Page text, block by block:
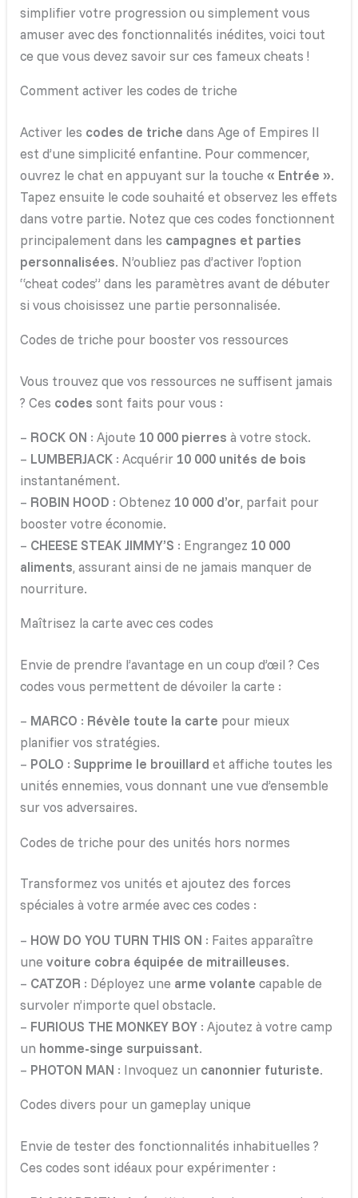
simplifier votre progression ou simplement vous
amuser avec des fonctionnalités inédites, voici tout
ce que vous devez savoir sur ces fameux cheats !
Comment activer les codes de triche
Activer les codes de triche dans Age of Empires II
est d’une simplicité enfantine. Pour commencer,
ouvrez le chat en appuyant sur la touche« Entrée ».
Tapez ensuite le code souhaité et observez les effets
dans votre partie. Notez que ces codes fonctionnent
principalement dans les campagnes et parties
personnalisées. N’oubliez pas d’activer l’option
“cheat codes” dans les paramètres avant de débuter
si vous choisissez une partie personnalisée.
Codes de triche pour booster vos ressources
Vous trouvez que vos ressources ne suffisent jamais
? Ces codes sont faits pour vous :
– ROCK ON : Ajoute 10 000 pierres à votre stock.
– LUMBERJACK : Acquérir 10 000 unités de bois
instantanément.
– ROBIN HOOD : Obtenez 10 000 d’or, parfait pour
booster votre économie.
– CHEESE STEAK JIMMY’S : Engrangez 10 000
aliments, assurant ainsi de ne jamais manquer de
nourriture.
Maîtrisez la carte avec ces codes
Envie de prendre l’avantage en un coup d’œil ? Ces
codes vous permettent de dévoiler la carte :
– MARCO : Révèle toute la carte pour mieux
planifier vos stratégies.
– POLO :Supprime le brouillard et affiche toutes les
unités ennemies, vous donnant une vue d’ensemble
sur vos adversaires.
Codes de triche pour des unités hors normes
Transformez vos unités et ajoutez des forces
spéciales à votre armée avec ces codes :
– HOW DO YOU TURN THIS ON : Faites apparaître
unevoiture cobra équipée de mitrailleuses.
– CATZOR : Déployez une arme volante capable de
survoler n’importe quel obstacle.
– FURIOUS THE MONKEY BOY : Ajoutez à votre camp
un homme-singe surpuissant.
– PHOTON MAN : Invoquez un canonnier futuriste.
Codes divers pour un gameplay unique
Envie de tester des fonctionnalités inhabituelles ?
Ces codes sont idéaux pour expérimenter :